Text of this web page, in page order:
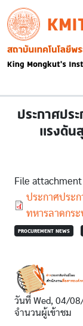
Skip to main content
Image
ประกาศปร
แรงดัน
File attachment
Document
ประกาศประ
ทหารลาดกระ
PROCUREMENT NEWS
วันที่ Wed, 04/
จำนวนผู้เข้าชม